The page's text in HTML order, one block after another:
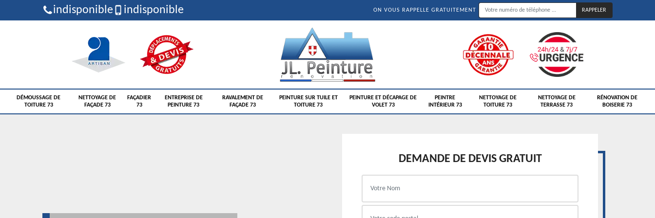
indisponible indisponible ON VOUS RAPPELLE GRATUITEMENT
DÉMOUSSAGE DE
TOITURE 73
NETTOYAGE DE
FAÇADE 73
FAÇADIER
73
ENTREPRISE DE
PEINTURE 73
RAVALEMENT DE
FAÇADE 73
PEINTURE SUR TUILE ET
TOITURE 73
PEINTURE ET DÉCAPAGE DE
VOLET 73
PEINTRE
INTÉRIEUR 73
NETTOYAGE DE
TOITURE 73
NETTOYAGE DE
TERRASSE 73
RÉNOVATION DE
BOISERIE 73
DEMANDE DE DEVIS GRATUIT